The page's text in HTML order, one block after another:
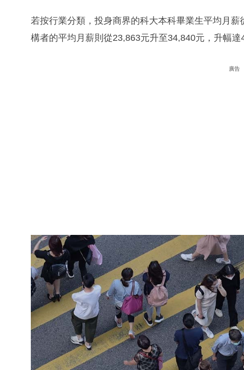
若按行業分類，投身商界的科大本科畢業生平均月
構者的平均月薪則從23,863元升至34,840元，升幅達
廣告